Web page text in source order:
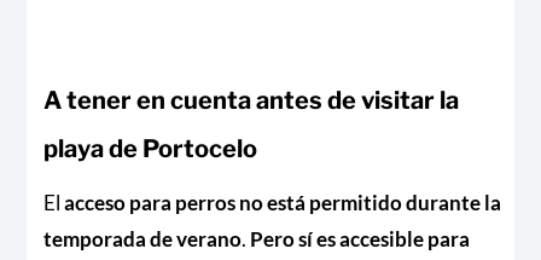
A tener en cuenta antes de visitar la
playa de Portocelo
Elacceso para perros no está permitido durante la
temporada de verano. Pero sí es accesible para